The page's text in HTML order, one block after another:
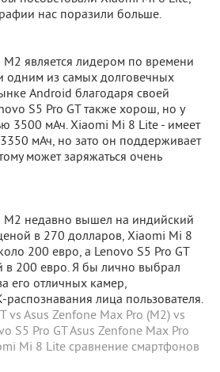
нас поразили больше.
является лидером по времени
одним из самых долговечных
Android благодаря своей
S5 Pro GT также хорош, но у
3500 мАч. Xiaomi Mi 8 Lite - имеет
мАч, но зато он поддерживает
может заряжаться очень
M2 недавно вышел на индийский
в 270 долларов, Xiaomi Mi 8
200 евро, а Lenovo S5 Pro GT
в 200 евро. Я бы лично выбрал
его отличных камер,
лица пользователя.
vs Asus Zenfone Max Pro (M2) vs
S5 Pro GTAsus Zenfone Max Pro
Mi 8 Lite сравнение смартфонов